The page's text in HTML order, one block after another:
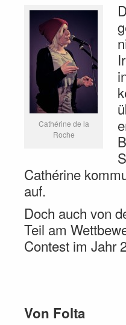
Cathérine de la
Roche
Cathérine
auf.
Doch auch von
Teil am
Contest im Jahr
Von Folta